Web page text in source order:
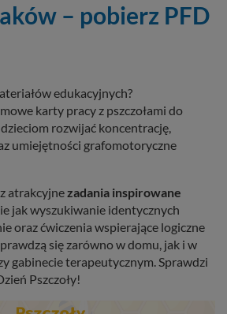
– pobierz PFD
edukacyjnych?
karty pracy z pszczołami do
rozwijać koncentrację,
umiejętności grafomotoryczne
atrakcyjnezadania inspirowane
jak wyszukiwanie identycznych
oraz ćwiczenia wspierające logiczne
się zarówno w domu, jak i w
gabinecie terapeutycznym. Sprawdzi
Pszczoły!